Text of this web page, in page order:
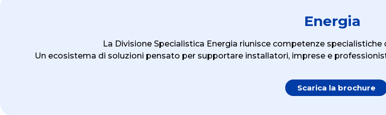
Energia
La Divisione Specialistica Energia riunisce competenze
Un ecosistema di soluzioni pensato per supportare installatori, imprese e
Scarica la brochure